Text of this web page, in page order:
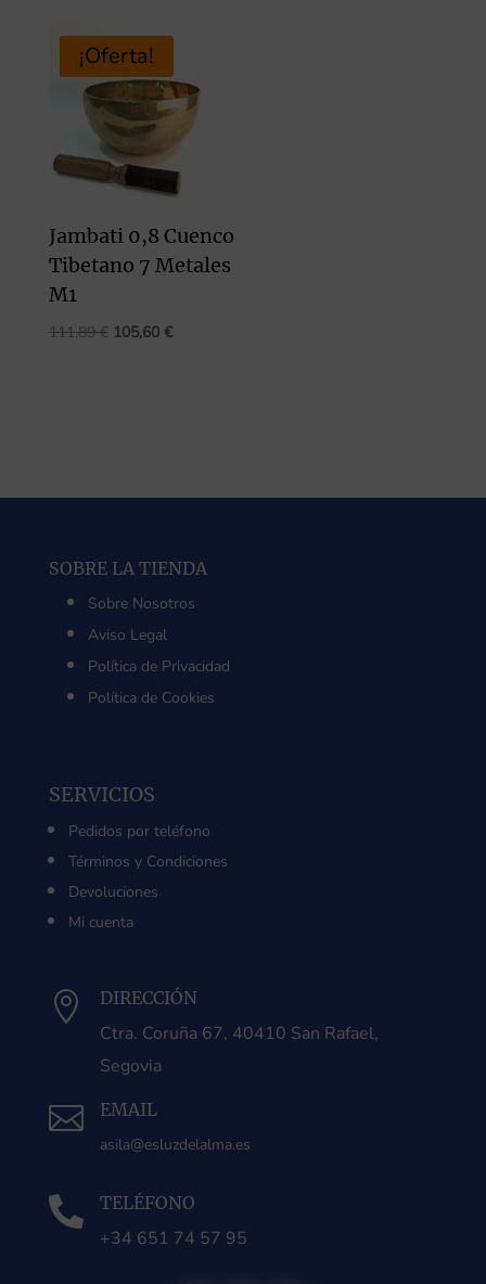
era:
265,73 €.250,80 €.
¡Oferta!
Jambati 0,8 Cuenco
Tibetano 7 Metales
M1
111,89€ El
105,60 €El
SOBRE LA TIENDA
Sobre Nosotros
Aviso Legal
Política de Privacidad
Política de Cookies
SERVICIOS
Pedidos por teléfono
Términos y Condiciones
Devoluciones
Mi cuenta
 DIRECCIÓN
Ctra. Coruña 67, 40410 San Rafael,
Segovia
 EMAIL
asila@esluzdelalma.es
 TELÉFONO
+34 651 74 57 95